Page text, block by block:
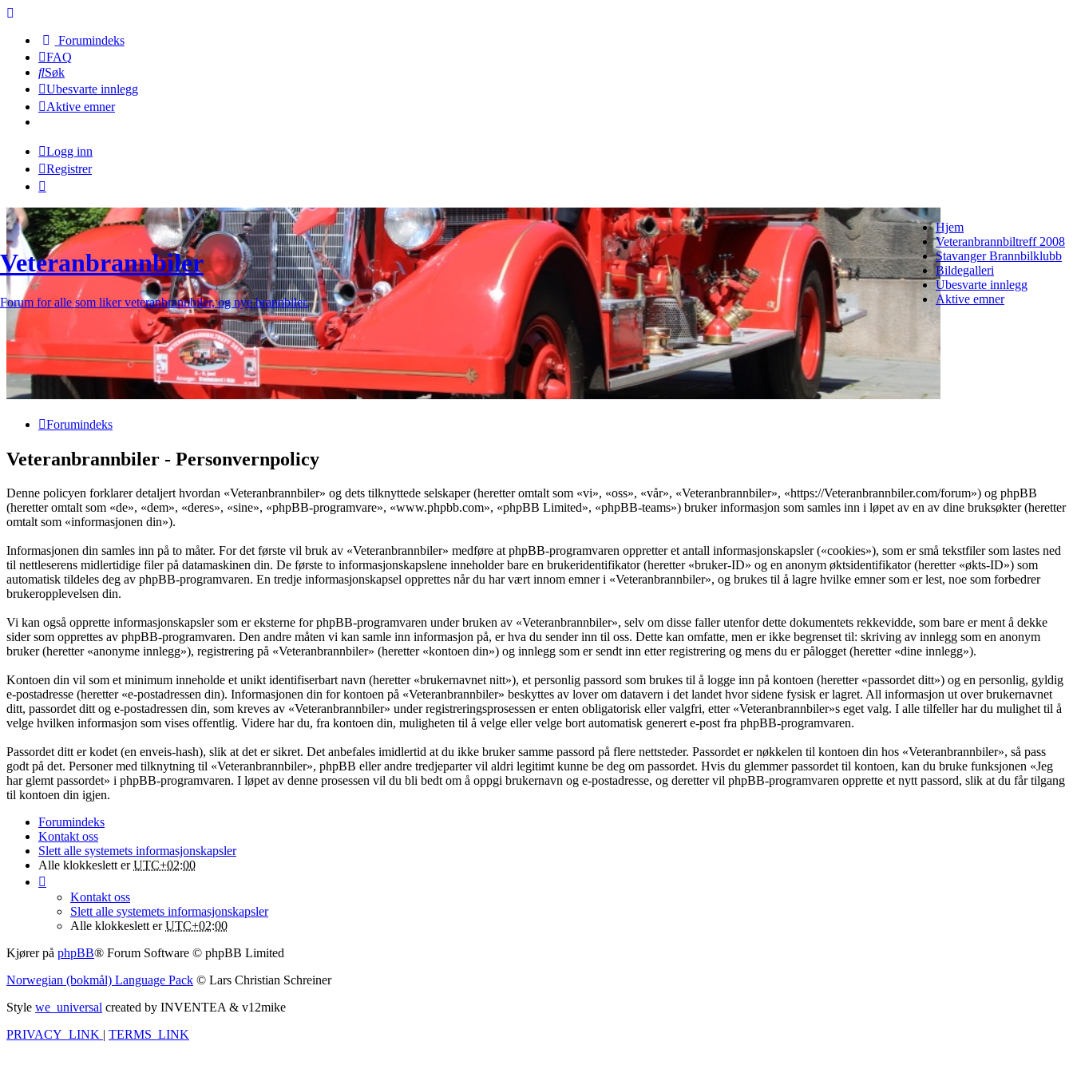
Forumindeks
FAQ
Søk
Ubesvarte innlegg
Aktive emner
Logg inn
Registrer
Hjem
Veteranbrannbiltreff 2008
Stavanger Brannbilklubb
Bildegalleri
Ubesvarte innlegg
Aktive emner
Veteranbrannbiler
Forum for alle som liker veteranbrannbiler, og nye brannbiler.
Forumindeks
Veteranbrannbiler - Personvernpolicy
Denne policyen forklarer detaljert hvordan «Veteranbrannbiler» og dets tilknyttede selskaper (heretter omtalt som «vi», «oss», «vår», «Veteranbrannbiler», «https://Veteranbrannbiler.com/forum») og phpBB
(heretter omtalt som «de», «dem», «deres», «sine», «phpBB-programvare», «www.phpbb.com», «phpBB Limited», «phpBB-teams») bruker informasjon som samles inn i løpet av en av dine bruksøkter (heretter
omtalt som «informasjonen din»).
Informasjonen din samles inn på to måter. For det første vil bruk av «Veteranbrannbiler» medføre at phpBB-programvaren oppretter et antall informasjonskapsler («cookies»), som er små tekstfiler som lastes ned
til nettleserens midlertidige filer på datamaskinen din. De første to informasjonskapslene inneholder bare en brukeridentifikator (heretter «bruker-ID» og en anonym øktsidentifikator (heretter «økts-ID») som
automatisk tildeles deg av phpBB-programvaren. En tredje informasjonskapsel opprettes når du har vært innom emner i «Veteranbrannbiler», og brukes til å lagre hvilke emner som er lest, noe som forbedrer
brukeropplevelsen din.
Vi kan også opprette informasjonskapsler som er eksterne for phpBB-programvaren under bruken av «Veteranbrannbiler», selv om disse faller utenfor dette dokumentets rekkevidde, som bare er ment å dekke
sider som opprettes av phpBB-programvaren. Den andre måten vi kan samle inn informasjon på, er hva du sender inn til oss. Dette kan omfatte, men er ikke begrenset til: skriving av innlegg som en anonym
bruker (heretter «anonyme innlegg»), registrering på «Veteranbrannbiler» (heretter «kontoen din») og innlegg som er sendt inn etter registrering og mens du er pålogget (heretter «dine innlegg»).
Kontoen din vil som et minimum inneholde et unikt identifiserbart navn (heretter «brukernavnet nitt»), et personlig passord som brukes til å logge inn på kontoen (heretter «passordet ditt») og en personlig, gyldig
e-postadresse (heretter «e-postadressen din). Informasjonen din for kontoen på «Veteranbrannbiler» beskyttes av lover om datavern i det landet hvor sidene fysisk er lagret. All informasjon ut over brukernavnet
ditt, passordet ditt og e-postadressen din, som kreves av «Veteranbrannbiler» under registreringsprosessen er enten obligatorisk eller valgfri, etter «Veteranbrannbiler»s eget valg. I alle tilfeller har du mulighet til å
velge hvilken informasjon som vises offentlig. Videre har du, fra kontoen din, muligheten til å velge eller velge bort automatisk generert e-post fra phpBB-programvaren.
Passordet ditt er kodet (en enveis-hash), slik at det er sikret. Det anbefales imidlertid at du ikke bruker samme passord på flere nettsteder. Passordet er nøkkelen til kontoen din hos «Veteranbrannbiler», så pass
godt på det. Personer med tilknytning til «Veteranbrannbiler», phpBB eller andre tredjeparter vil aldri legitimt kunne be deg om passordet. Hvis du glemmer passordet til kontoen, kan du bruke funksjonen «Jeg
har glemt passordet» i phpBB-programvaren. I løpet av denne prosessen vil du bli bedt om å oppgi brukernavn og e-postadresse, og deretter vil phpBB-programvaren opprette et nytt passord, slik at du får tilgang
til kontoen din igjen.
Forumindeks
Kontakt oss
Slett alle systemets informasjonskapsler
Alle klokkeslett erUTC+02:00
Kontakt oss
Slett alle systemets informasjonskapsler
Alle klokkeslett erUTC+02:00
Kjører på phpBB® Forum Software © phpBB Limited
Norwegian (bokmål) Language Pack © Lars Christian Schreiner
Style we_universal created by INVENTEA & v12mike
PRIVACY_LINK | TERMS_LINK